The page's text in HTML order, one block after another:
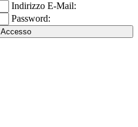
Indirizzo E-Mail:
Password:
Accesso